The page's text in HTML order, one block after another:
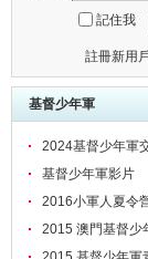
記住我
註冊新用
基督少年軍
2024基督少年軍
基督少年軍影片
2016小軍人夏令
2015 澳門基督少